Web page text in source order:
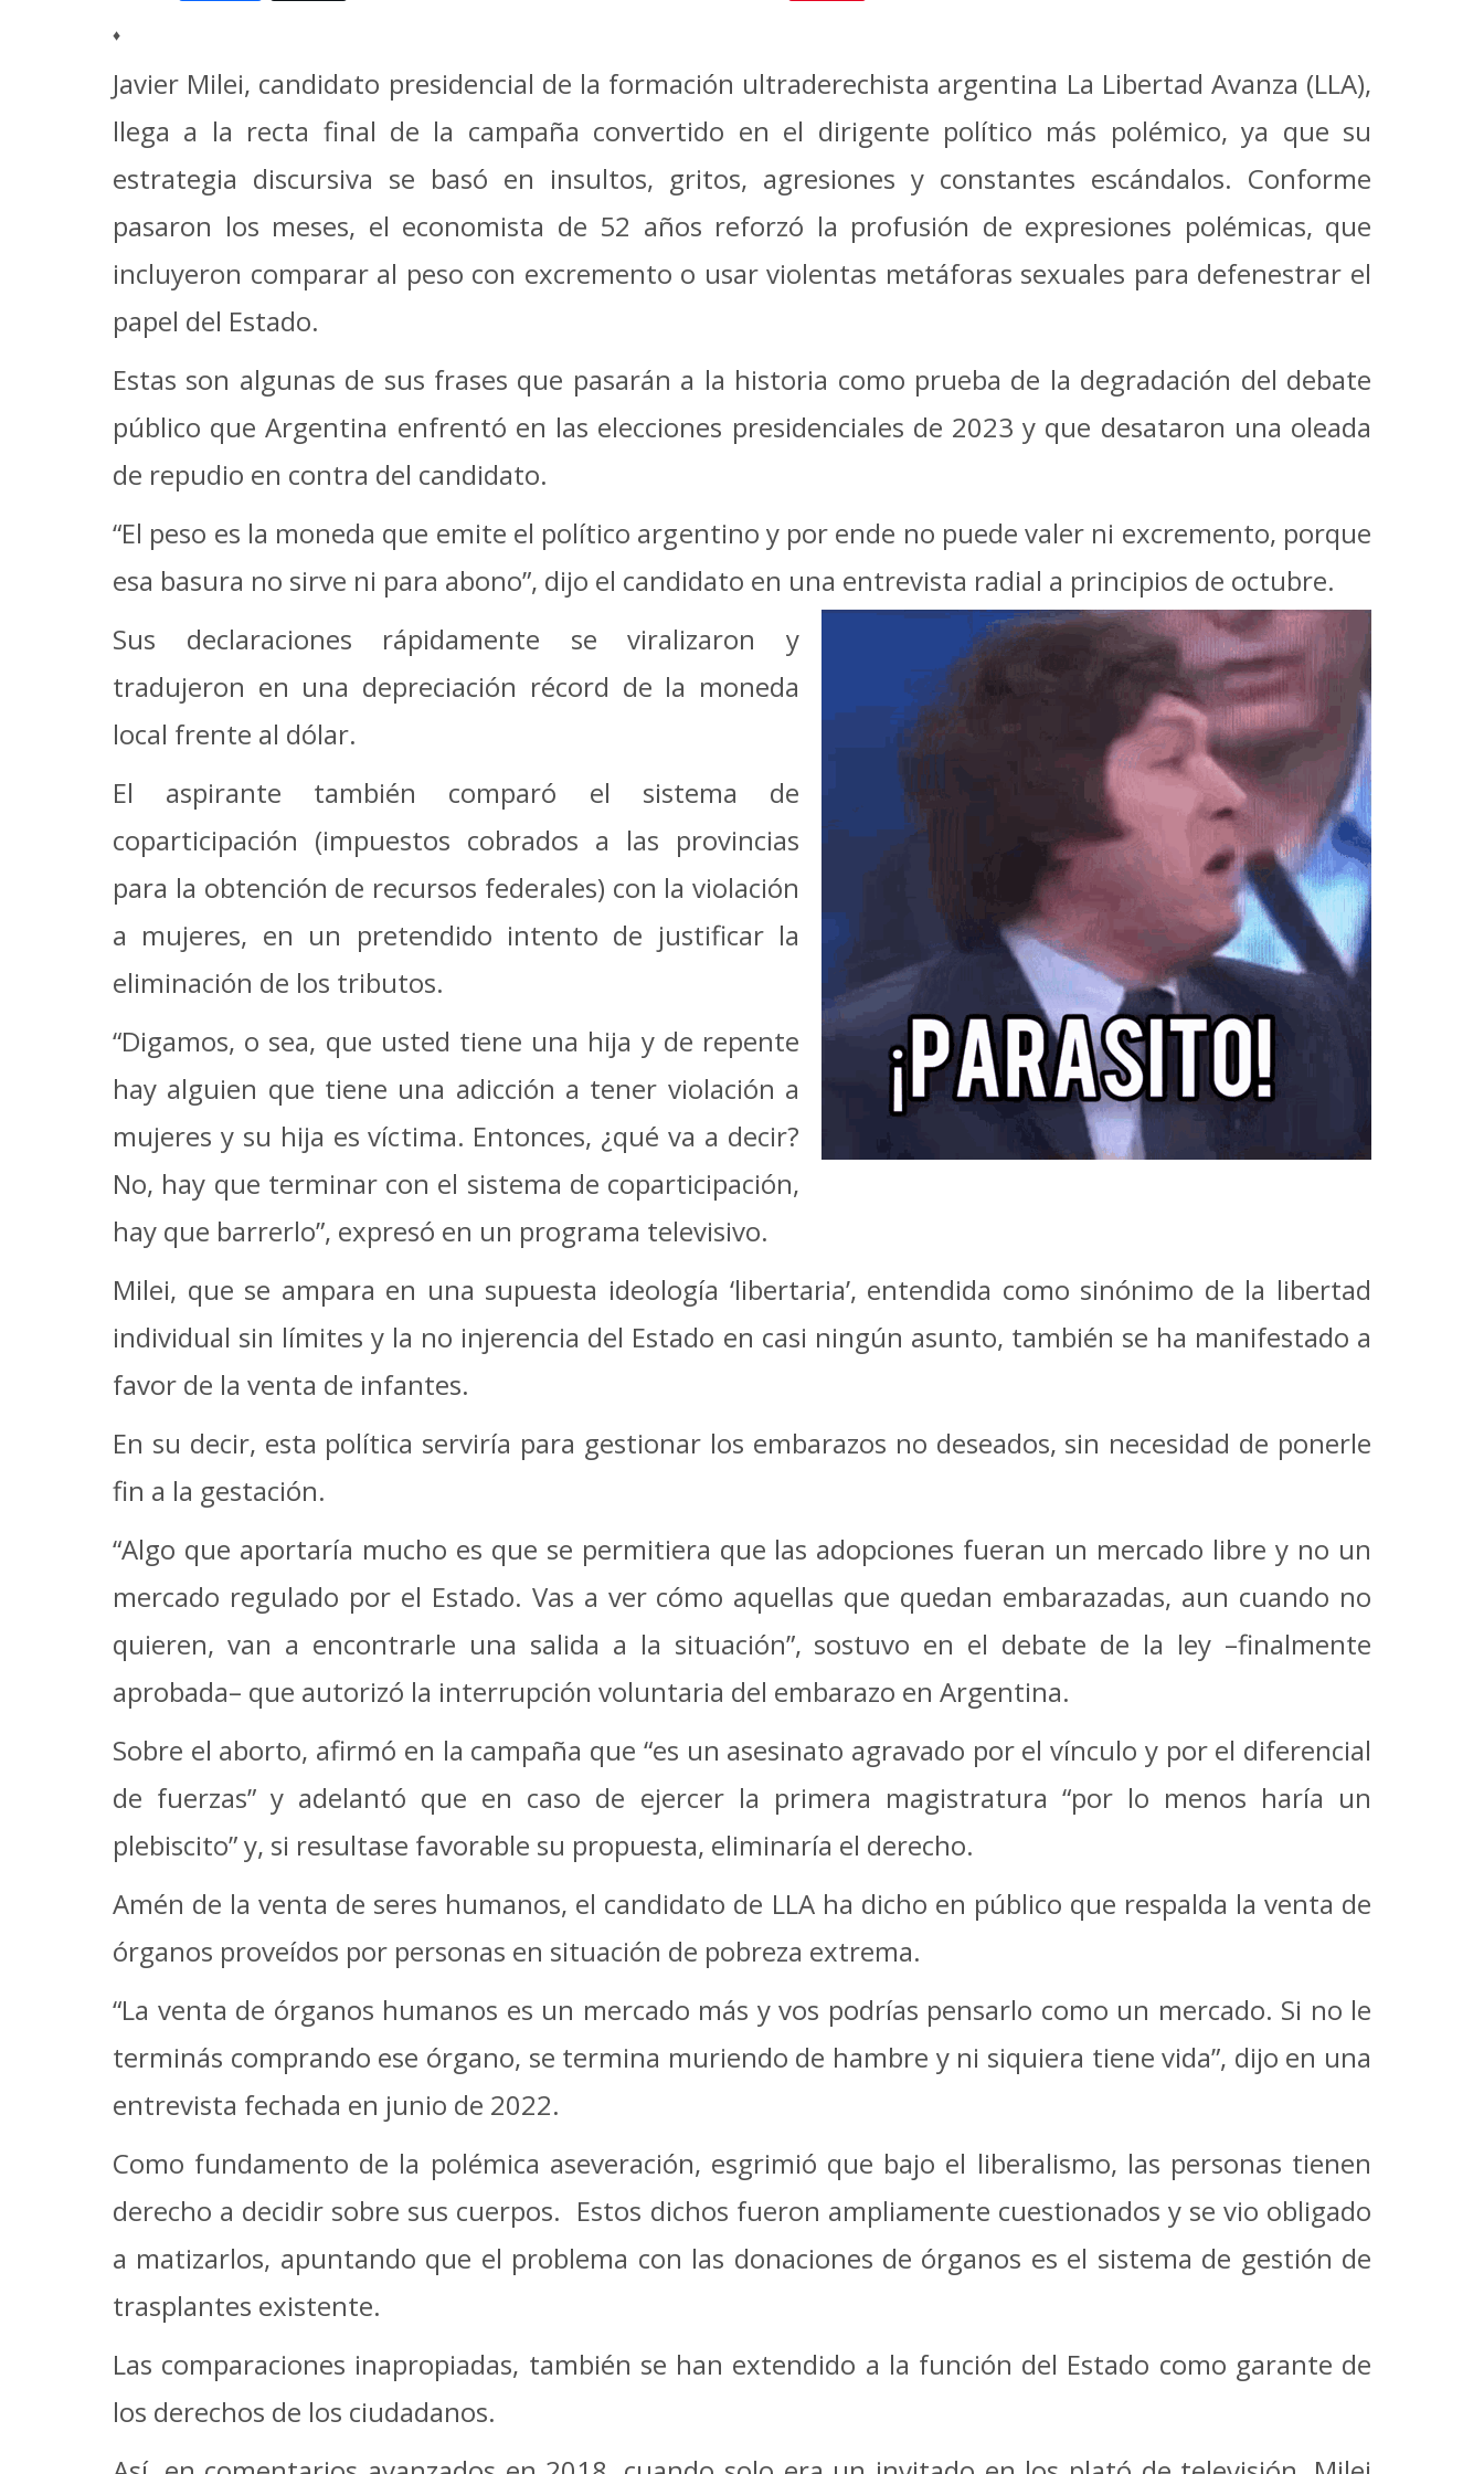
♦
Javier Milei, candidato presidencial de la formación ultraderechista argentina La Libertad Avanza (LLA),
llega a la recta final de la campaña convertido en el dirigente político más polémico, ya que su
estrategia discursiva se basó en insultos, gritos, agresiones y constantes escándalos. Conforme
pasaron los meses, el economista de 52 años reforzó la profusión de expresiones polémicas, que
incluyeron comparar al peso con excremento o usar violentas metáforas sexuales para defenestrar el
papel del Estado.
Estas son algunas de sus frases que pasarán a la historia como prueba de la degradación del debate
público que Argentina enfrentó en las elecciones presidenciales de 2023 y que desataron una oleada
de repudio en contra del candidato.
“El peso es la moneda que emite el político argentino y por ende no puede valer ni excremento, porque
esa basura no sirve ni para abono”, dijo el candidato en una entrevista radial a principios de octubre.
Sus declaraciones rápidamente se viralizaron y
tradujeron en una depreciación récord de la moneda
local frente al dólar.
El aspirante también comparó el sistema de
coparticipación (impuestos cobrados a las provincias
para la obtención de recursos federales) con la violación
a mujeres, en un pretendido intento de justificar la
eliminación de los tributos.
“Digamos, o sea, que usted tiene una hija y de repente
hay alguien que tiene una adicción a tener violación a
mujeres y su hija es víctima. Entonces, ¿qué va a decir?
No, hay que terminar con el sistema de coparticipación,
hay que barrerlo”, expresó en un programa televisivo.
Milei, que se ampara en una supuesta ideología ‘libertaria’, entendida como sinónimo de la libertad
individual sin límites y la no injerencia del Estado en casi ningún asunto, también se ha manifestado a
favor de la venta de infantes.
En su decir, esta política serviría para gestionar los embarazos no deseados, sin necesidad de ponerle
fin a la gestación.
“Algo que aportaría mucho es que se permitiera que las adopciones fueran un mercado libre y no un
mercado regulado por el Estado. Vas a ver cómo aquellas que quedan embarazadas, aun cuando no
quieren, van a encontrarle una salida a la situación”, sostuvo en el debate de la ley –finalmente
aprobada– que autorizó la interrupción voluntaria del embarazo en Argentina.
Sobre el aborto, afirmó en la campaña que “es un asesinato agravado por el vínculo y por el diferencial
de fuerzas” y adelantó que en caso de ejercer la primera magistratura “por lo menos haría un
plebiscito” y, si resultase favorable su propuesta, eliminaría el derecho.
Amén de la venta de seres humanos, el candidato de LLA ha dicho en público que respalda la venta de
órganos proveídos por personas en situación de pobreza extrema.
“La venta de órganos humanos es un mercado más y vos podrías pensarlo como un mercado. Si no le
terminás comprando ese órgano, se termina muriendo de hambre y ni siquiera tiene vida”, dijo en una
entrevista fechada en junio de 2022.
Como fundamento de la polémica aseveración, esgrimió que bajo el liberalismo, las personas tienen
derecho a decidir sobre sus cuerpos. Estos dichos fueron ampliamente cuestionados y se vio obligado
a matizarlos, apuntando que el problema con las donaciones de órganos es el sistema de gestión de
trasplantes existente.
Las comparaciones inapropiadas, también se han extendido a la función del Estado como garante de
los derechos de los ciudadanos.